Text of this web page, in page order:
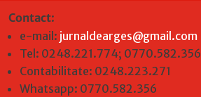
Contact:
e-mail: jurnaldearges@gmail.com
Tel: 0248.221.774; 0770.582.356
Contabilitate: 0248.223.271
Whatsapp: 0770.582.356